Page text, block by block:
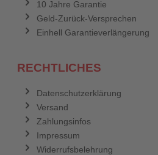
10 Jahre Garantie
Geld-Zurück-Versprechen
Einhell Garantieverlängerung
RECHTLICHES
Datenschutzerklärung
Versand
Zahlungsinfos
Impressum
Widerrufsbelehrung